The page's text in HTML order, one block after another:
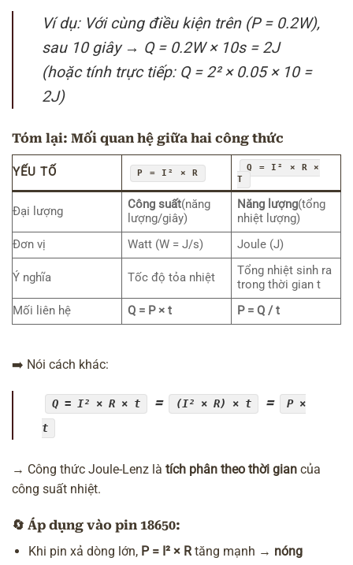
Ví dụ: Với cùng điều kiện trên (P = 0.2W),
sau 10 giây → Q = 0.2W × 10s = 2J
(hoặc tính trực tiếp: Q = 2² × 0.05 × 10 =
2J)
Tóm lại: Mối quan hệ giữa hai công thức
YẾU TỐ P = I² × R
Q = I² × R ×
T
Đại lượng
Công suất(năng
lượng/giây)
Năng lượng(tổng
nhiệt lượng)
Đơn vị
Watt (W = J/s) Joule (J)
Ý nghĩa Tốc độ tỏa nhiệt
Tổng nhiệt sinh ra
trong thời gian t
Mối liên hệ
Q = P × t P = Q / t
➡️ Nói cách khác:
Q = I² × R × t = (I² × R) × t =
P ×
t
→ Công thức Joule-Lenz là tích phân theo thời gian của
công suất nhiệt.
🔄 Áp dụng vào pin 18650:
Khi pin xả dòng lớn, P = I² × R tăng mạnh → nóng